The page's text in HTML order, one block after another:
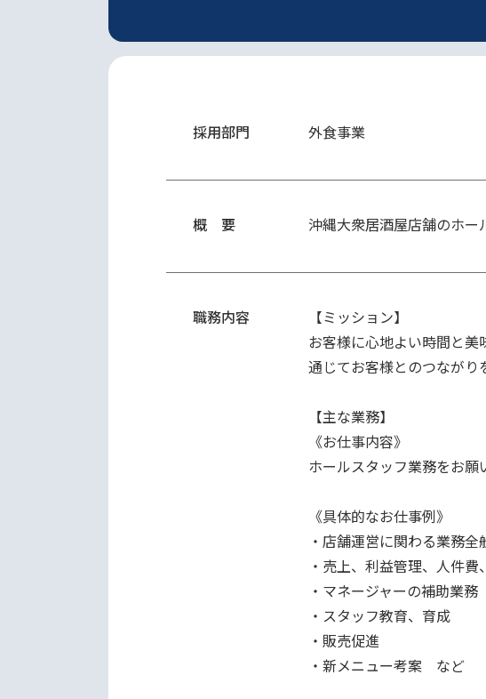
採用部門 外食事業
概 要 沖縄大衆居酒屋店舗のホー
職務内容
【ミッション】
お客様に心地よい時間と
通じてお客様とのつながり
【主な業務】
《お仕事内容》
ホールスタッフ業務をお願
《具体的なお仕事例》
・店舗運営に関わる業務全
・売上、利益管理、人件
・マネージャーの補助業務
・スタッフ教育、育成
・販売促進
・新メニュー考案　など